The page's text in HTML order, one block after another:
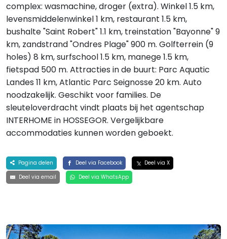
complex: wasmachine, droger (extra). Winkel 1.5 km,
levensmiddelenwinkel 1 km, restaurant 1.5 km,
bushalte "Saint Robert" 1.1 km, treinstation "Bayonne" 9
km, zandstrand "Ondres Plage" 900 m. Golfterrein (9
holes) 8 km, surfschool 1.5 km, manege 1.5 km,
fietspad 500 m. Attracties in de buurt: Parc Aquatic
Landes 11 km, Atlantic Parc Seignosse 20 km. Auto
noodzakelijk. Geschikt voor families. De
sleuteloverdracht vindt plaats bij het agentschap
INTERHOME in HOSSEGOR. Vergelijkbare
accommodaties kunnen worden geboekt.
Pagina delen Deel via Facebook
Deel via X
Deel via email
Deel via WhatsApp